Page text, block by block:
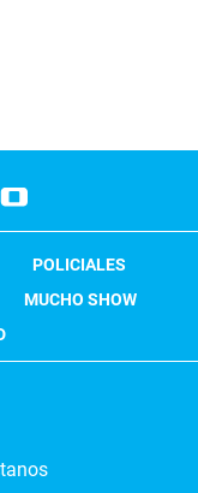
POLICIALES
MUCHO SHOW